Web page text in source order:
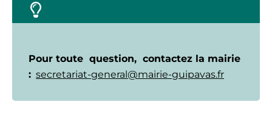
Pour toute question, contactez la mairie
: secretariat-general@mairie-guipavas.fr